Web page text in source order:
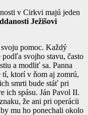
v Cirkvi majú jeden
Ježišovi
pomoc. Každý
svojho stavu, často
a modliť sa. Panna
ktorí v ňom aj zomrú,
smrti bude stáť pri
ich spásu. Ján Pavol II.
že ani pri operácii
mu ho ponechali okolo